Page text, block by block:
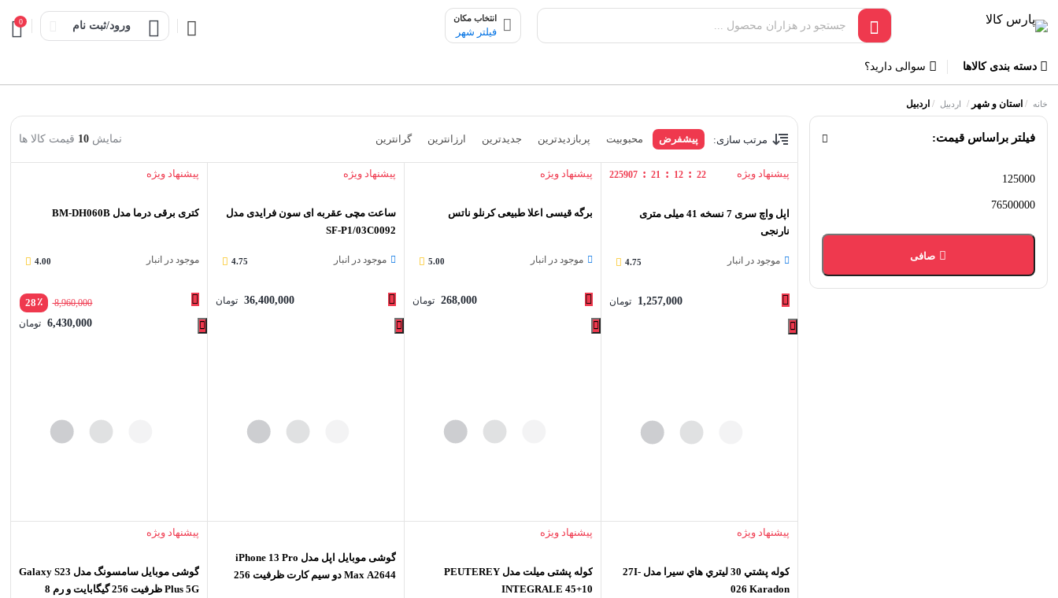
انتخاب مکان
فیلتر شهر
ورود/ثبت نام 0
دسته بندی کالاها سوالی دارید؟
خانه / استان و شهر / اردبیل / اردبیل
فیلتر براساس قیمت:
حداقل
قیمت
حداكثر
قيمت
صافی
مرتب سازی: پیشفرض محبوبیت پربازدیدترین جدیدترین ارزانترین گرانترین نمایش 10 قیمت کالا ها
پیشنهاد ویژه 225907 : 21 : 12 : 22
اپل واچ سری 7 نسخه 41 میلی متری
نارنجی
موجود در انبار 4.75
1,257,000 تومان
پیشنهاد ویژه
برگه قیسی اعلا طبیعی کرنلو ناتس
موجود در انبار 5.00
268,000 تومان
پیشنهاد ویژه
ساعت مچی عقربه ای سون فرایدی مدل
SF-P1/03C0092
موجود در انبار 4.75
36,400,000 تومان
پیشنهاد ویژه
کتری برقی درما مدل BM-DH060B
موجود در انبار 4.00
٪ 28 8,960,000
6,430,000 تومان
پیشنهاد ویژه
کوله پشتي 30 ليتري هاي سيرا مدل 27I-
026 Karadon
پیشنهاد ویژه
کوله پشتی میلت مدل PEUTEREY
INTEGRALE 45+10
گوشی موبایل اپل مدل iPhone 13 Pro
Max A2644 دو سیم‌ کارت ظرفیت 256
پیشنهاد ویژه
گوشی موبایل سامسونگ مدل Galaxy S23
Plus 5G ظرفیت 256 گیگابایت و رم 8